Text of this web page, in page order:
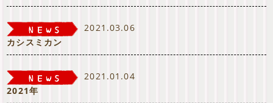
2021.03.06
カシスミカン
2021.01.04
2021年